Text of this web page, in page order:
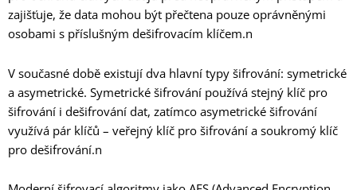
zajišťuje, že data mohou být přečtena pouze oprávněnými
osobami s příslušným dešifrovacím klíčem.n
V současné době existují dva hlavní typy šifrování: symetrické
a asymetrické. Symetrické šifrování používá stejný klíč pro
šifrování i dešifrování dat, zatímco asymetrické šifrování
využívá pár klíčů – veřejný klíč pro šifrování a soukromý klíč
pro dešifrování.n